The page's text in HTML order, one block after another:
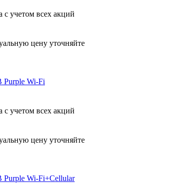
с учетом всех акций
цену уточняйте
Purple Wi-Fi
с учетом всех акций
цену уточняйте
Purple Wi-Fi+Cellular